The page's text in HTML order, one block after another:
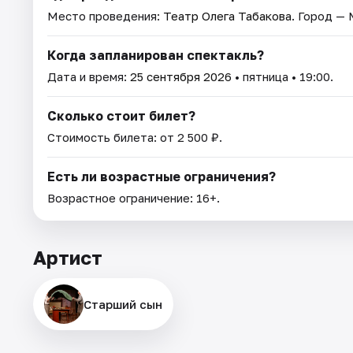
Место проведения: Театр Олега Табакова. Город —
Когда запланирован спектакль?
Дата и время: 25 сентября 2026 • пятница • 19:00.
Сколько стоит билет?
Стоимость билета: от 2 500 ₽.
Есть ли возрастные ограничения?
Возрастное ограничение: 16+.
Артист
Старший сын